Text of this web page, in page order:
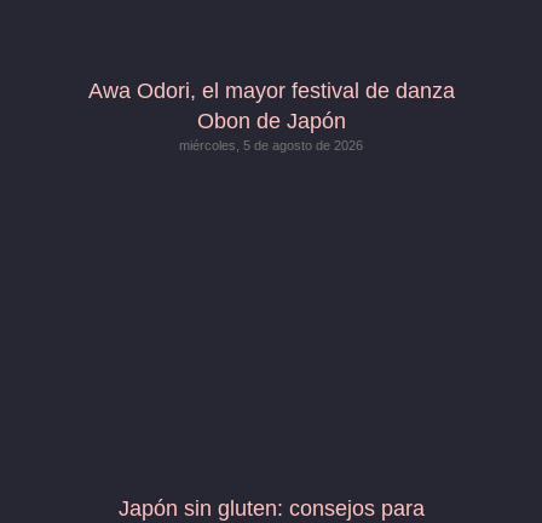
Awa Odori, el mayor festival de danza
Obon de Japón
miércoles, 5 de agosto de 2026
Japón sin gluten: consejos para